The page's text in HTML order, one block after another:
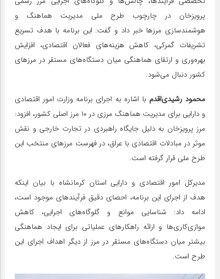
پرویزخان در چارچوب طرح ملی مدیریت هماهنگ و
هوشمندسازی مرزها خبر داد و گفت: این برنامه با هدف تسریع
تشریفات گمرکی، کاهش هزینه‌های فعالان اقتصادی، افزایش
بهره‌وری و ارتقای هماهنگی میان دستگاه‌های مستقر در مرزهای
کشور دنبال می‌شود.
محمود رشیدی‌اقدم با اشاره به اجرای برنامه وزارت امور اقتصادی
و دارایی برای مدیریت هماهنگ مرزی در ۱۰ مرز اصلی کشور، افزود:
مرز پرویزخان به دلیل جایگاه راهبردی در تجارت خارجی و نقش
موثر در مبادلات اقتصادی با عراق، در فهرست مرزهای منتخب این
طرح ملی قرار گرفته است.
مدیرکل امور اقتصادی و دارایی استان کرمانشاه با بیان اینکه
هدف از اجرای این برنامه، احصای دقیق فرآیندهای موجود است،
ادامه داد: شناسایی موانع و گلوگاه‌های اجرایی، کاهش
موازی‌کاری‌ها و ارائه راهکارهای عملیاتی برای ایجاد هماهنگی
بیشتر میان دستگاه‌های مستقر در مرز از دیگر اهداف اجرای این
طرح است.